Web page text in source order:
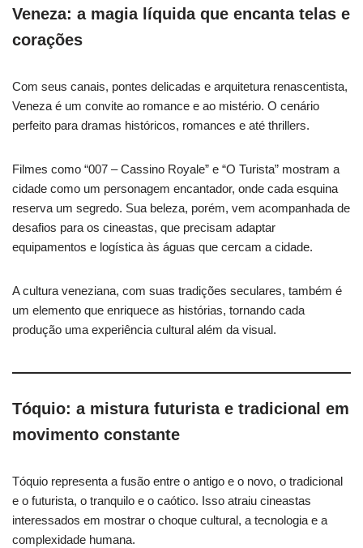
Veneza: a magia líquida que encanta telas e
corações
Com seus canais, pontes delicadas e arquitetura renascentista,
Veneza é um convite ao romance e ao mistério. O cenário
perfeito para dramas históricos, romances e até thrillers.
Filmes como “007 – Cassino Royale” e “O Turista” mostram a
cidade como um personagem encantador, onde cada esquina
reserva um segredo. Sua beleza, porém, vem acompanhada de
desafios para os cineastas, que precisam adaptar
equipamentos e logística às águas que cercam a cidade.
A cultura veneziana, com suas tradições seculares, também é
um elemento que enriquece as histórias, tornando cada
produção uma experiência cultural além da visual.
Tóquio: a mistura futurista e tradicional em
movimento constante
Tóquio representa a fusão entre o antigo e o novo, o tradicional
e o futurista, o tranquilo e o caótico. Isso atraiu cineastas
interessados em mostrar o choque cultural, a tecnologia e a
complexidade humana.